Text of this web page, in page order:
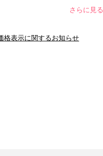
新津春子 どか食い
さらに見る
格表示に関するお知らせ